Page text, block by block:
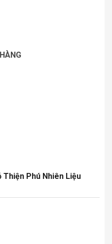
Thiện Phú Nhiên Liệu